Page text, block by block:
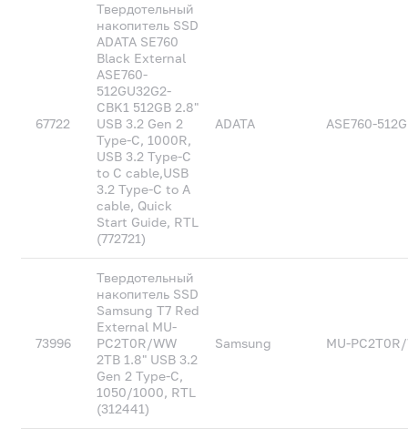
67722
Твердотельный
накопитель SSD
ADATA SE760
Black External
ASE760-
512GU32G2-
CBK1 512GB 2.8"
USB 3.2 Gen 2
Type-C, 1000R,
USB 3.2 Type-C
to C cable,USB
3.2 Type-C to A
cable, Quick
Start Guide, RTL
(772721)
ADATA ASE760-
73996
Твердотельный
накопитель SSD
Samsung T7 Red
External MU-
PC2T0R/WW
2TB 1.8" USB 3.2
Gen 2 Type-C,
1050/1000, RTL
(312441)
Samsung MU-